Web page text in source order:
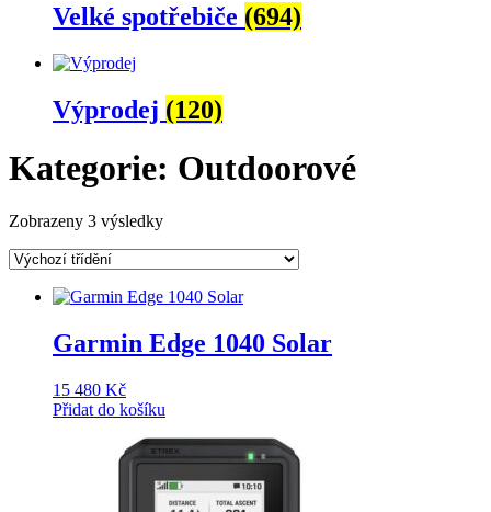
Velké spotřebiče (694)
Výprodej (120)
Kategorie: Outdoorové
Zobrazeny 3 výsledky
Garmin Edge 1040 Solar
15 480 Kč
Přidat do košíku